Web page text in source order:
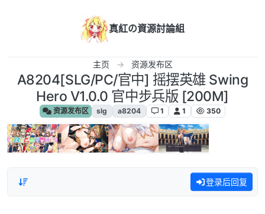
真紅の資源討論組
主页 资源发布区
A8204[SLG/PC/官中] 摇摆英雄 Swing
Hero V1.0.0 官中步兵版 [200M]
资源发布区 slg a8204 1 1 350
登录后回复